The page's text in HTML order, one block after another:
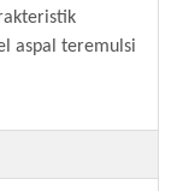
aspal teremulsi